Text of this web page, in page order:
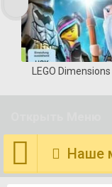
The
Наше